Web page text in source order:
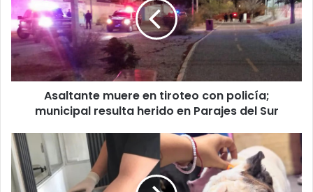
tiroteo
con
policía;
municipal
resulta
herido
Parajes
Sur
Asaltante muere en tiroteo con policía;
municipal resulta herido en Parajes del Sur
Rescatan
a
29
perros